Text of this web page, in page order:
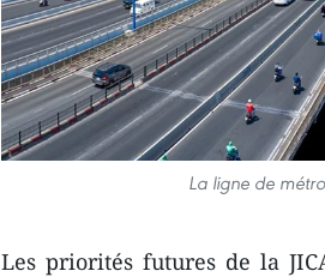
La ligne de
Les priorités futures de la